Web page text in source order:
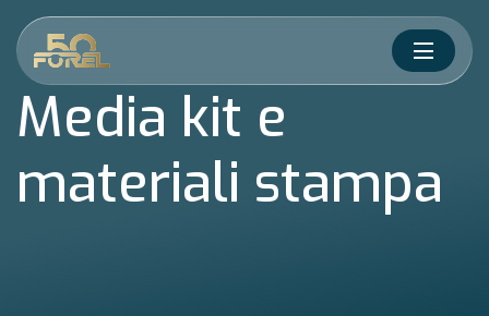
Salta al contenuto
Media kit e
materiali stampa